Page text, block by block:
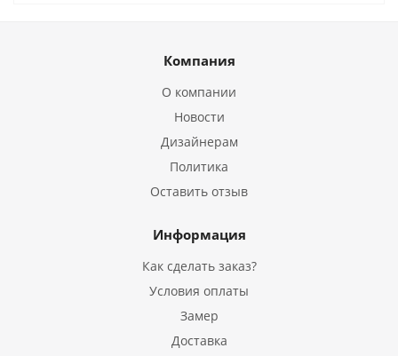
Компания
О компании
Новости
Дизайнерам
Политика
Оставить отзыв
Информация
Как сделать заказ?
Условия оплаты
Замер
Доставка